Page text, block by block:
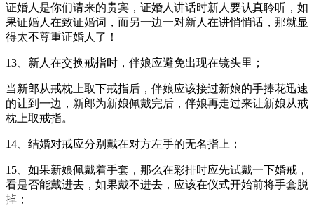
证婚人是你们请来的贵宾，证婚人讲话时新人要认真聆听，如
果证婚人在致证婚词，而另一边一对新人在讲悄悄话，那就显
得太不尊重证婚人了！
13、新人在交换戒指时，伴娘应避免出现在镜头里；
当新郎从戒枕上取下戒指后，伴娘应该接过新娘的手捧花迅速
的让到一边，新郎为新娘佩戴完后，伴娘再走过来让新娘从戒
枕上取戒指。
14、结婚对戒应分别戴在对方左手的无名指上；
15、如果新娘佩戴着手套，那么在彩排时应先试戴一下婚戒，
看是否能戴进去，如果戴不进去，应该在仪式开始前将手套脱
掉；